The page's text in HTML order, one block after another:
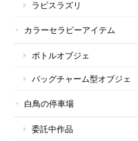
ラピスラズリ
カラーセラピーアイテム
ボトルオブジェ
バッグチャーム型オブジェ
白鳥の停車場
委託中作品